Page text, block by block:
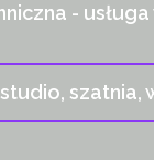
-
szatnia,